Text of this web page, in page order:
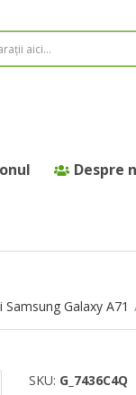
Despre
Samsung Galaxy A71
SKU: G_7436C4Q